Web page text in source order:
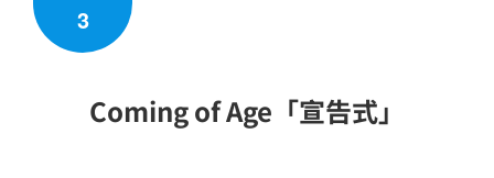
3
Coming of Age「宣告式」